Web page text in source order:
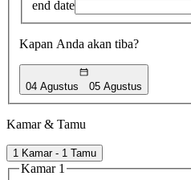
end date
Kapan Anda akan tiba?
04 Agustus 05 Agustus
Kamar & Tamu
1 Kamar - 1 Tamu
Kamar 1